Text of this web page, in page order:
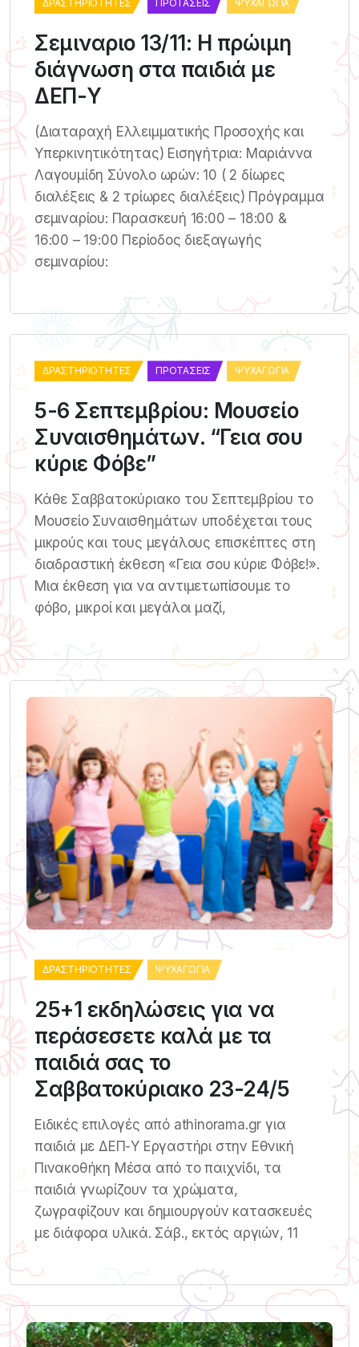
ΔΡΑΣΤΗΡΙΌΤΗΤΕΣ ΠΡΟΤΆΣΕΙΣ ΨΥΧΑΓΩΓΊΑ
Σεμιναριο 13/11: Η πρώιμη
διάγνωση στα παιδιά με
ΔΕΠ-Υ
(Διαταραχή Ελλειμματικής Προσοχής και
Υπερκινητικότητας) Εισηγήτρια: Μαριάννα
Λαγουμίδη Σύνολο ωρών: 10 ( 2 δίωρες
διαλέξεις & 2 τρίωρες διαλέξεις) Πρόγραμμα
σεμιναρίου: Παρασκευή 16:00 – 18:00 &
16:00 – 19:00 Περίοδος διεξαγωγής
σεμιναρίου:
ΔΡΑΣΤΗΡΙΌΤΗΤΕΣ ΠΡΟΤΆΣΕΙΣ ΨΥΧΑΓΩΓΊΑ
5-6 Σεπτεμβρίου: Μουσείο
Συναισθημάτων. “Γεια σου
κύριε Φόβε”
Κάθε Σαββατοκύριακο του Σεπτεμβρίου το
Μουσείο Συναισθημάτων υποδέχεται τους
μικρούς και τους μεγάλους επισκέπτες στη
διαδραστική έκθεση «Γεια σου κύριε Φόβε!».
Μια έκθεση για να αντιμετωπίσουμε το
φόβο, μικροί και μεγάλοι μαζί,
ΔΡΑΣΤΗΡΙΌΤΗΤΕΣ ΨΥΧΑΓΩΓΊΑ
25+1 εκδηλώσεις για να
περάσεσετε καλά με τα
παιδιά σας το
Σαββατοκύριακο 23-24/5
Ειδικές επιλογές από athinorama.gr για
παιδιά με ΔΕΠ-Υ Εργαστήρι στην Εθνική
Πινακοθήκη Μέσα από το παιχνίδι, τα
παιδιά γνωρίζουν τα χρώματα,
ζωγραφίζουν και δημιουργούν κατασκευές
με διάφορα υλικά. Σάβ., εκτός αργιών, 11